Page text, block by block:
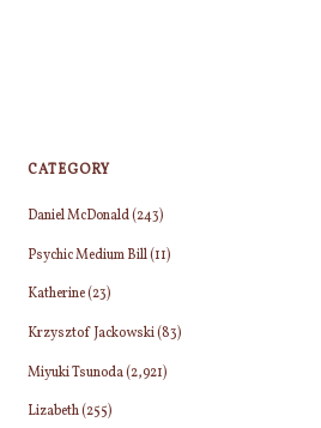
CATEGORY
Daniel McDonald(243)
Psychic Medium Bill(11)
Katherine(23)
Krzysztof Jackowski(83)
Miyuki Tsunoda(2,921)
Lizabeth(255)